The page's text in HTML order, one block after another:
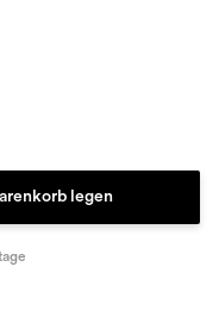
legen